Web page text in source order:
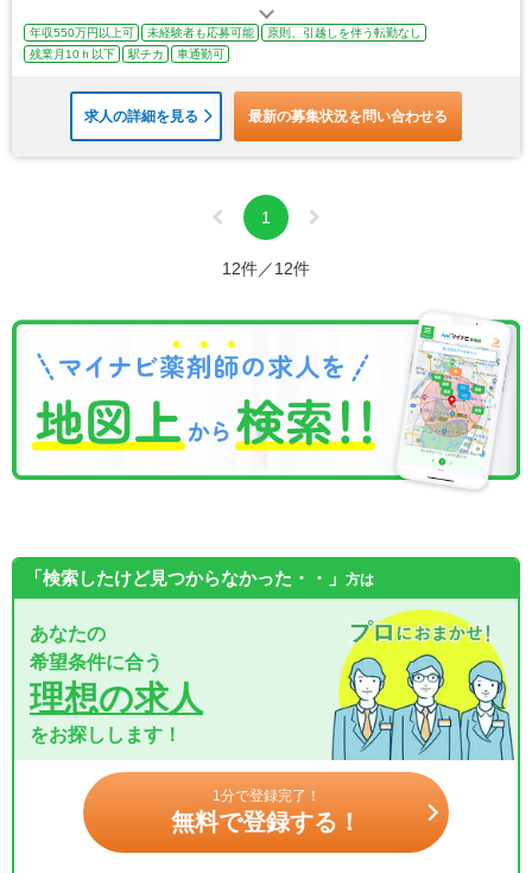
年収550万円以上可 未経験者も応募可能
原則、引越しを伴う転勤なし
残業月10ｈ以下
駅チカ 車通勤可
求人の詳細を見る 最新の募集状況を問い合わせる
1
12件／12件
「検索したけど見つからなかった・・」 方は
あなたの
希望条件に合う
理想の求人
をお探しします！
1分で登録完了！
無料で登録する！